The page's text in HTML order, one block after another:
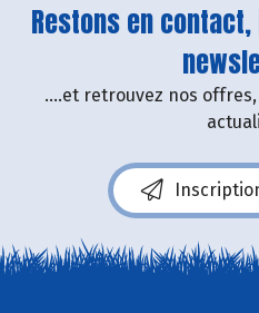
Restons en
....et retrouvez nos